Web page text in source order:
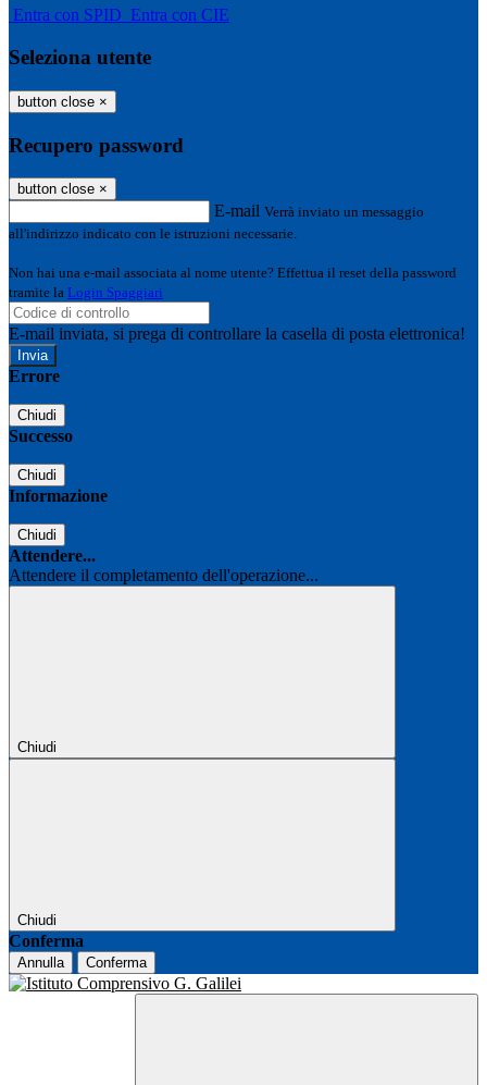
Entra con SPID Entra con CIE
Seleziona utente
button close ×
Recupero password
button close ×
E-mail Verrà inviato un messaggio
all'indirizzo indicato con le istruzioni necessarie.
Non hai una e-mail associata al nome utente? Effettua il reset della password
tramite la Login Spaggiari
E-mail inviata, si prega di controllare la casella di posta elettronica!
Errore
Chiudi
Successo
Chiudi
Informazione
Chiudi
Attendere...
Attendere il completamento dell'operazione...
Chiudi
Chiudi
Conferma
Annulla Conferma